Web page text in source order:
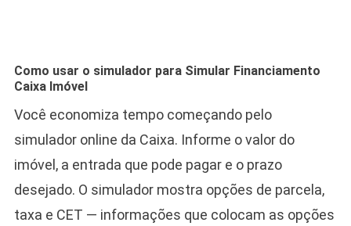
Como usar o simulador para Simular Financiamento
Caixa Imóvel
Você economiza tempo começando pelo
simulador online da Caixa. Informe o valor do
imóvel, a entrada que pode pagar e o prazo
desejado. O simulador mostra opções de parcela,
taxa e CET — informações que colocam as opções